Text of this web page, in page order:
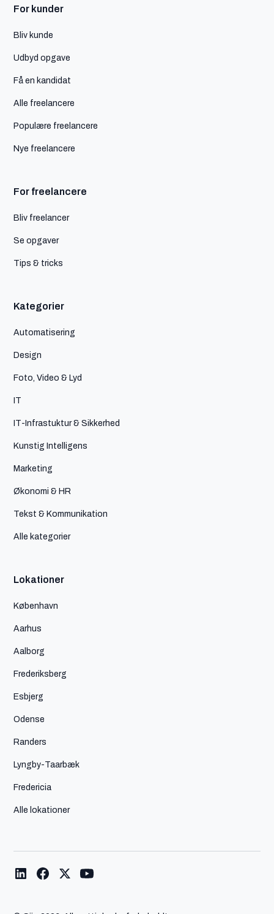
For kunder
Bliv kunde
Udbyd opgave
Få en kandidat
Alle freelancere
Populære freelancere
Nye freelancere
For freelancere
Bliv freelancer
Se opgaver
Tips & tricks
Kategorier
Automatisering
Design
Foto, Video & Lyd
IT
IT-Infrastuktur & Sikkerhed
Kunstig Intelligens
Marketing
Økonomi & HR
Tekst & Kommunikation
Alle kategorier
Lokationer
København
Aarhus
Aalborg
Frederiksberg
Esbjerg
Odense
Randers
Lyngby-Taarbæk
Fredericia
Alle lokationer